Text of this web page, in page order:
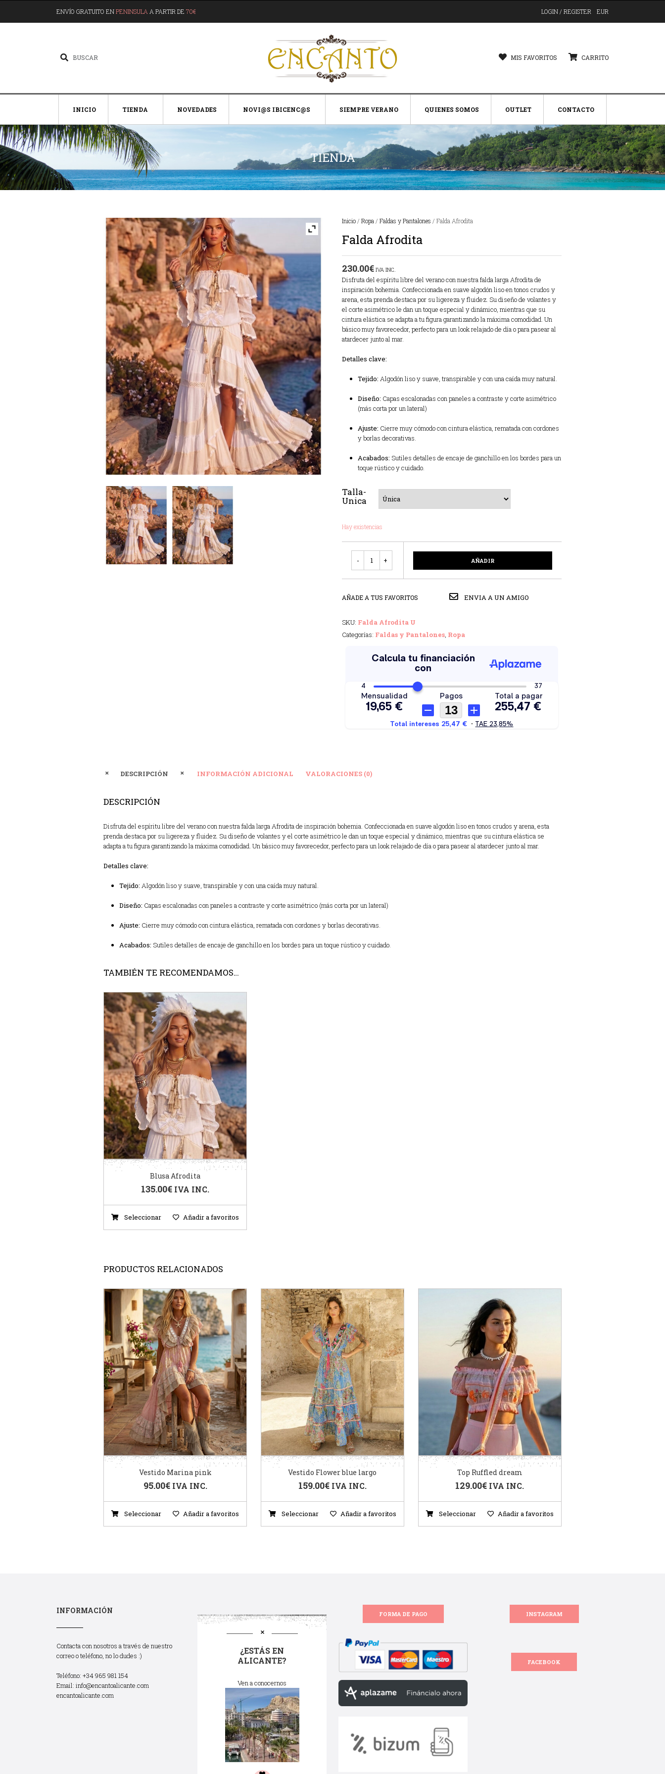
ENVÍO GRATUITO ENPENINSULA A PARTIR DE 70€ LOGIN / REGISTER EUR
MIS FAVORITOS CARRITO
INICIO TIENDA NOVEDADES NOVI@S IBICENC@S SIEMPRE VERANO QUIENES SOMOS OUTLET CONTACTO
TIENDA
Inicio/ Ropa / Faldas y Pantalones / Falda Afrodita
Falda Afrodita
230.00€ IVA INC.
Disfruta del espíritu libre del verano con nuestra falda larga Afrodita de
inspiración bohemia. Confeccionada en suave algodón liso en tonos crudos y
arena, esta prenda destaca por su ligereza y fluidez. Su diseño de volantes y
el corte asimétrico le dan un toque especial y dinámico, mientras que su
cintura elástica se adapta a tu figura garantizando la máxima comodidad. Un
básico muy favorecedor, perfecto para un look relajado de día o para pasear al
atardecer junto al mar.
Detalles clave:
Tejido: Algodón liso y suave, transpirable y con una caída muy natural.
Diseño: Capas escalonadas con paneles a contraste y corte asimétrico
(más corta por un lateral)
Ajuste: Cierre muy cómodo con cintura elástica, rematada con cordones
y borlas decorativas.
Acabados: Sutiles detalles de encaje de ganchillo en los bordes para un
toque rústico y cuidado.
Talla-
Unica
Hay existencias
AÑADIR
AÑADE A TUS FAVORITOS ENVIA A UN AMIGO
SKU: Falda Afrodita U
Categorías: Faldas y Pantalones, Ropa
DESCRIPCIÓN INFORMACIÓN ADICIONAL VALORACIONES (0)
DESCRIPCIÓN
Disfruta del espíritu libre del verano con nuestra falda larga Afrodita de inspiración bohemia. Confeccionada en suave algodón liso en tonos crudos y arena, esta
prenda destaca por su ligereza y fluidez. Su diseño de volantes y el corte asimétrico le dan un toque especial y dinámico, mientras que su cintura elástica se
adapta a tu figura garantizando la máxima comodidad. Un básico muy favorecedor, perfecto para un look relajado de día o para pasear al atardecer junto al mar.
Detalles clave:
Tejido: Algodón liso y suave, transpirable y con una caída muy natural.
Diseño: Capas escalonadas con paneles a contraste y corte asimétrico (más corta por un lateral)
Ajuste: Cierre muy cómodo con cintura elástica, rematada con cordones y borlas decorativas.
Acabados: Sutiles detalles de encaje de ganchillo en los bordes para un toque rústico y cuidado.
TAMBIÉN TE RECOMENDAMOS…
Blusa Afrodita
135.00€ IVA INC.
Seleccionar Añadir a favoritos
PRODUCTOS RELACIONADOS
Vestido Marina pink
95.00€ IVA INC.
Seleccionar Añadir a favoritos
Vestido Flower blue largo
159.00€ IVA INC.
Seleccionar Añadir a favoritos
Top Ruffled dream
129.00€ IVA INC.
Seleccionar Añadir a favoritos
INFORMACIÓN
Contacta con nosotros a través de nuestro
correo o teléfono, no lo dudes :)
Teléfono: +34 965 981 154
Email: info@encantoalicante.com
encantoalicante.com
¿ESTÁS EN
ALICANTE?
Ven a conocernos
FORMA DE PAGO INSTAGRAM
FACEBOOK